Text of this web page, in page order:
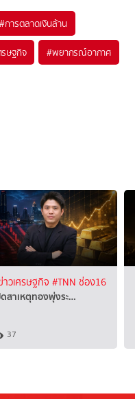
#การตลาดเงินล้าน
รษฐกิจ #พยากรณ์อากาศ
าวเศรษฐกิจ #TNN ช่อง16
ดสาเหตุทองพุ่งระ…
37